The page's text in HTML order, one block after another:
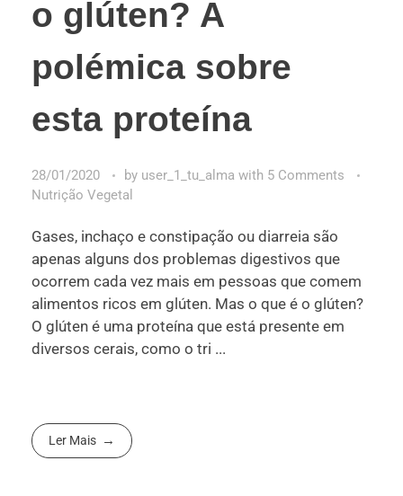
o glúten? A
polémica sobre
esta proteína
28/01/2020 by user_1_tu_alma with 5 Comments
Nutrição Vegetal
Gases, inchaço e constipação ou diarreia são
apenas alguns dos problemas digestivos que
ocorrem cada vez mais em pessoas que comem
alimentos ricos em glúten. Mas o que é o glúten?
O glúten é uma proteína que está presente em
diversos cerais, como o tri ...
Ler Mais